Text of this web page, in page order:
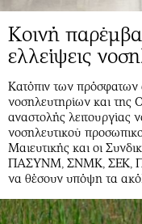
Κοινή
ελλείψεις
Κατόπιν των πρόσφατων
νοσηλευτηρίων και της
αναστολής λειτουργίας
νοσηλευτικού
Μαιευτικής και οι
ΠΑΣΥΝΜ, ΣΝΜΚ, ΣΕΚ,
να θέσουν υπόψη τα